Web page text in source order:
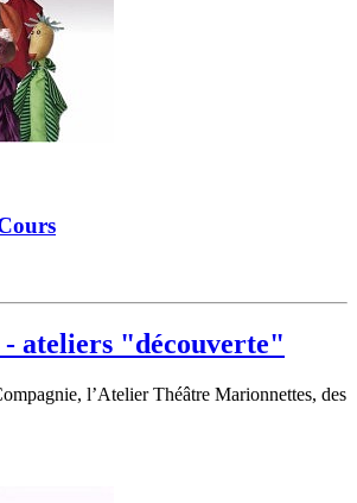
ateliers "découverte"
l’Atelier Théâtre Marionnettes, des